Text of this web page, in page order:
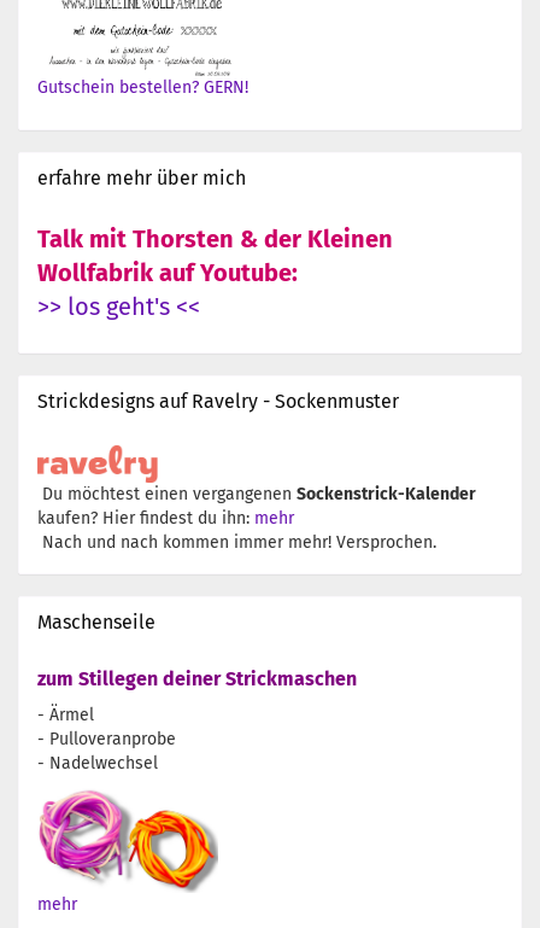
Gutschein bestellen? GERN!
erfahre mehr über mich
Talk mit Thorsten & der Kleinen
Wollfabrik auf Youtube:
>> los geht's <<
Strickdesigns auf Ravelry - Sockenmuster
Du möchtest einen vergangenen Sockenstrick-Kalender
kaufen? Hier findest du ihn: mehr
Nach und nach kommen immer mehr! Versprochen.
Maschenseile
zum Stillegen deiner Strickmaschen
- Ärmel
- Pulloveranprobe
- Nadelwechsel
mehr